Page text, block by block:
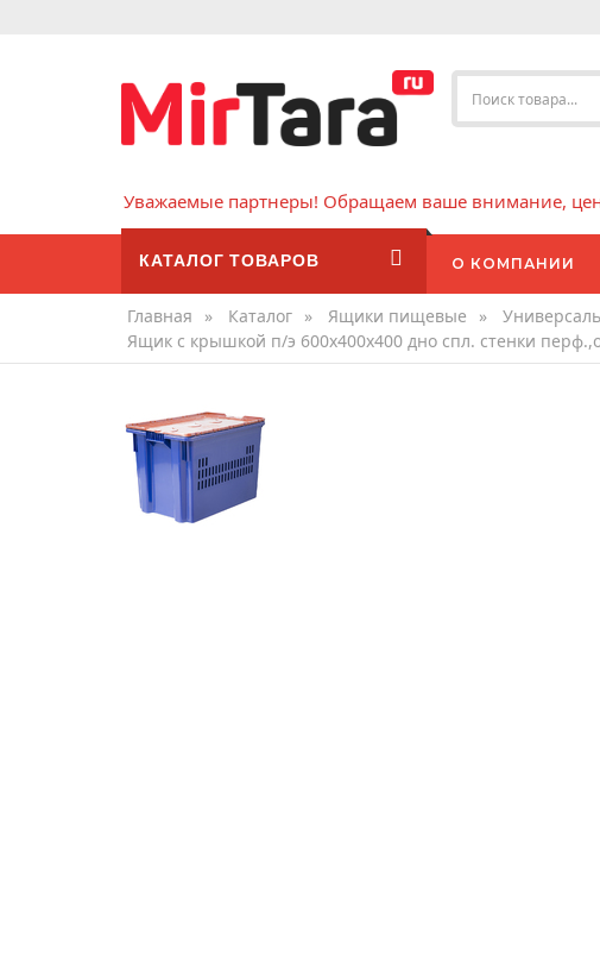
Уважаемые партнеры! Обращаем ваше внимание,
КАТАЛОГ ТОВАРОВ О КОМПАНИИ
Главная » Каталог » Ящики пищевые »
Ящик с крышкой п/э 600х400х400 дно спл. стенки